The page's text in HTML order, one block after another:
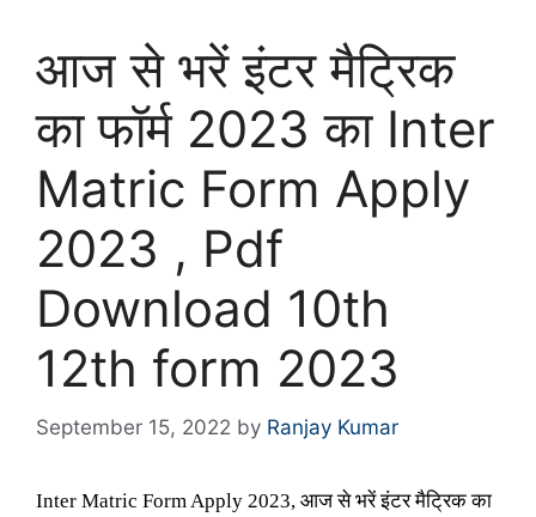
आज से भरें इंटर मैट्रिक
का फॉर्म 2023 का Inter
Matric Form Apply
2023 , Pdf
Download 10th
12th form 2023
September 15, 2022 by Ranjay Kumar
Inter Matric Form Apply 2023, आज से भरें इंटर मैट्रिक का